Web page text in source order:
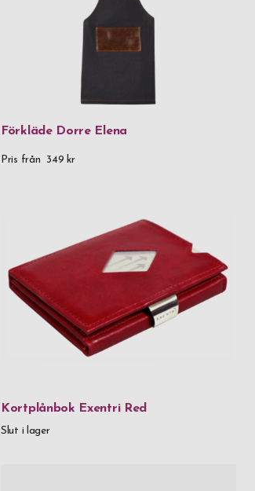
Förkläde Dorre Elena
Pris från 349 kr
Kortplånbok Exentri Red
Slut i lager